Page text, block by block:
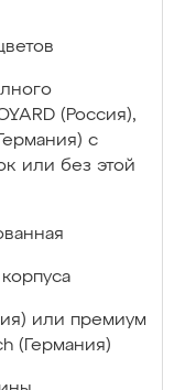
(Россия),
с
или без этой
или премиум
(Германия)